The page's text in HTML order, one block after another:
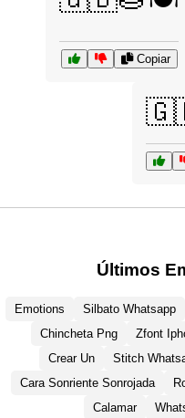
Copiar
Últimos
Emotions Silbato Whatsapp
Chincheta Png
Zfont
Crear Un
Stitch
Cara Sonriente Sonrojada
Calamar